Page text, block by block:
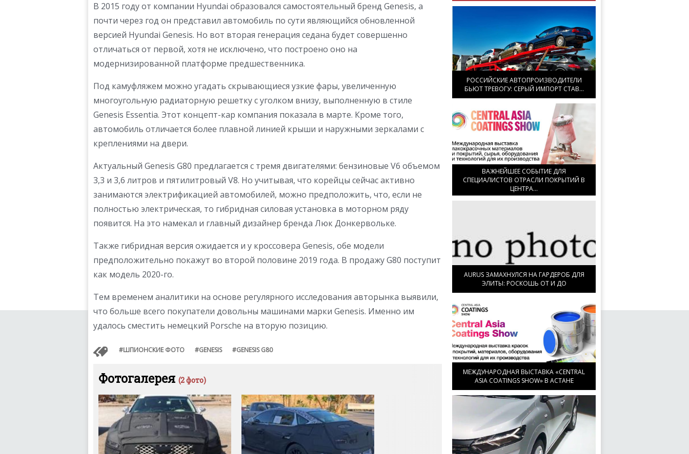
В 2015 году от компании Hyundai образовался самостоятельный бренд Genesis, а
почти через год он представил автомобиль по сути являющийся обновленной
версией Hyundai Genesis. Но вот вторая генерация седана будет совершенно
отличаться от первой, хотя не исключено, что построено оно на
модернизированной платформе предшественника.
Под камуфляжем можно угадать скрывающиеся узкие фары, увеличенную
многоугольную радиаторную решетку с уголком внизу, выполненную в стиле
Genesis Essentia. Этот концепт-кар компания показала в марте. Кроме того,
автомобиль отличается более плавной линией крыши и наружными зеркалами с
креплениями на двери.
Актуальный Genesis G80 предлагается с тремя двигателями: бензиновые V6 объемом
3,3 и 3,6 литров и пятилитровый V8. Но учитывая, что корейцы сейчас активно
занимаются электрификацией автомобилей, можно предположить, что, если не
полностью электрическая, то гибридная силовая установка в моторном ряду
появится. На это намекал и главный дизайнер бренда Люк Донкервольке.
Также гибридная версия ожидается и у кроссовера Genesis, обе модели
предположительно покажут во второй половине 2019 года. В продажу G80 поступит
как модель 2020-го.
Тем временем аналитики на основе регулярного исследования авторынка выявили,
что больше всего покупатели довольны машинами марки Genesis. Именно им
удалось сместить немецкий Porsche на вторую позицию.
ШПИОНСКИЕ ФОТО GENESIS GENESIS G80
Фотогалерея (2 фото)
РОССИЙСКИЕ АВТОПРОИЗВОДИТЕЛИ
БЬЮТ ТРЕВОГУ: СЕРЫЙ ИМПОРТ СТАВ...
ВАЖНЕЙШЕЕ СОБЫТИЕ ДЛЯ
СПЕЦИАЛИСТОВ ОТРАСЛИ ПОКРЫТИЙ В
ЦЕНТРА...
AURUS ЗАМАХНУЛСЯ НА ГАРДЕРОБ ДЛЯ
ЭЛИТЫ: РОСКОШЬ ОТ И ДО
МЕЖДУНАРОДНАЯ ВЫСТАВКА «CENTRAL
ASIA COATINGS SHOW» В АСТАНЕ